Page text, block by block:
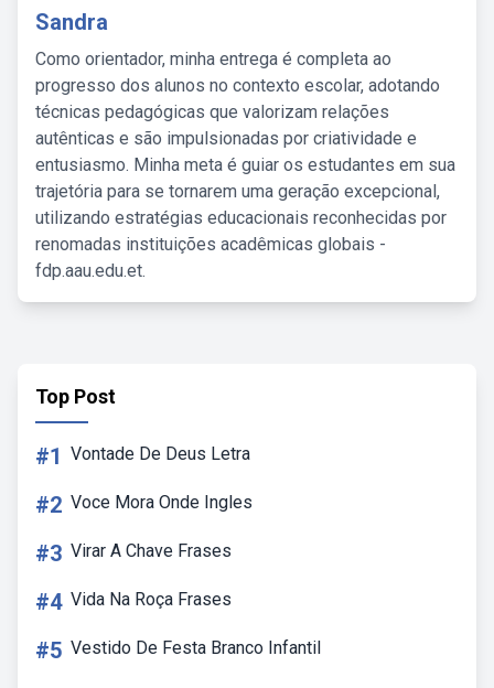
Sandra
Como orientador, minha entrega é completa ao
progresso dos alunos no contexto escolar, adotando
técnicas pedagógicas que valorizam relações
autênticas e são impulsionadas por criatividade e
entusiasmo. Minha meta é guiar os estudantes em sua
trajetória para se tornarem uma geração excepcional,
utilizando estratégias educacionais reconhecidas por
renomadas instituições acadêmicas globais -
fdp.aau.edu.et.
Top Post
#1 Vontade De Deus Letra
#2 Voce Mora Onde Ingles
#3 Virar A Chave Frases
#4 Vida Na Roça Frases
#5 Vestido De Festa Branco Infantil